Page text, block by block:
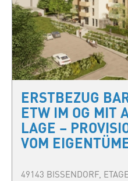
ERSTBEZUG
ETW IM OG MIT
LAGE –
VOM
49143 BISSENDORF,